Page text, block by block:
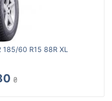
60 R15 88R XL
₴